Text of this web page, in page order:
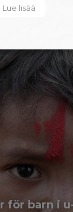
för barn i
Lue lisää